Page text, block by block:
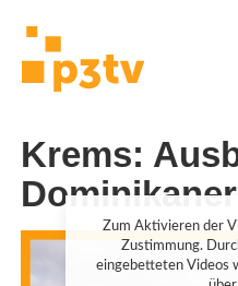
Krems:
Zum Aktivieren der
Zustimmung.
eingebetteten Videos